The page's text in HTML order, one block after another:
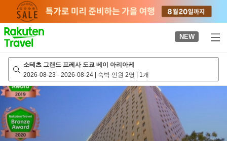
page
NEW
소테츠 그랜드 프레사 도쿄 베이 아리아케
2026-08-23 - 2026-08-24 | 숙박 인원 2명 | 1개